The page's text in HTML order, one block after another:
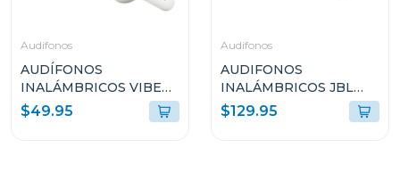
Audifonos
AUDÍFONOS
INALÁMBRICOS VIBE
FLEX 2 COLOR BLANCO
VFLEX2WHTA
$49.95
Audifonos
AUDIFONOS
INALÁMBRICOS JBL
SOUNDGEAR CLIPS
AZUL
$129.95